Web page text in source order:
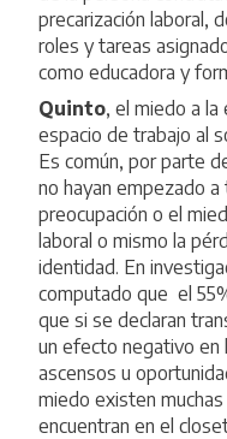
precarización laboral,
roles y tareas
como educadora y
Quinto, el miedo a la
espacio de trabajo al
Es común, por parte
no hayan empezado a
preocupación o el
laboral o mismo la
identidad. En
computado que el
que si se declaran
un efecto negativo
ascensos u
miedo existen
encuentran en el